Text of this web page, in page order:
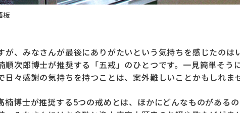
板
が、みなさんが最後にありがたいという気持ちを感じたのは
順次郎博士が推奨する「五戒」のひとつです。一見簡単そう
日々感謝の気持ちを持つことは、案外難しいことかもしれま
楠博士が推奨する5つの戒めとは、ほかにどんなものがある